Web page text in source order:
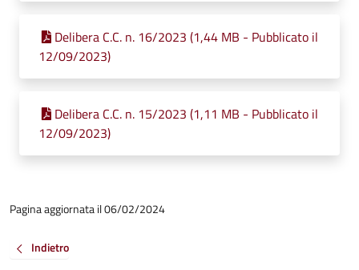
Delibera C.C. n. 16/2023 (1,44 MB - Pubblicato il
12/09/2023)
Delibera C.C. n. 15/2023 (1,11 MB - Pubblicato il
12/09/2023)
Pagina aggiornata il 06/02/2024
Indietro